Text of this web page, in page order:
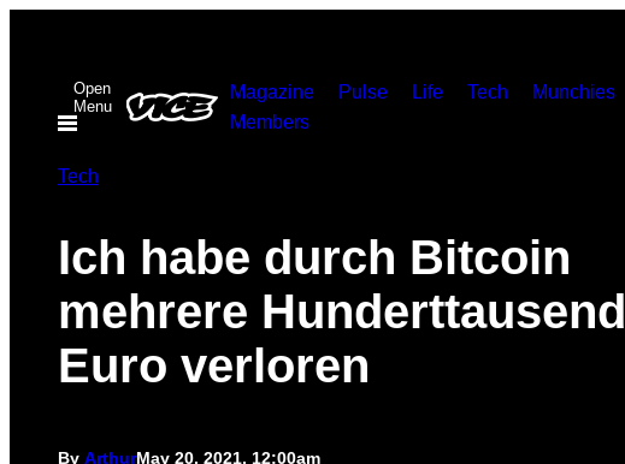
contentOpen
Menu
Magazine Pulse Life Tech Munchies
Members
Tech
Ich habe durch Bitcoin
mehrere Hunderttausend
Euro verloren
By ArthurMay 20, 2021, 12:00am